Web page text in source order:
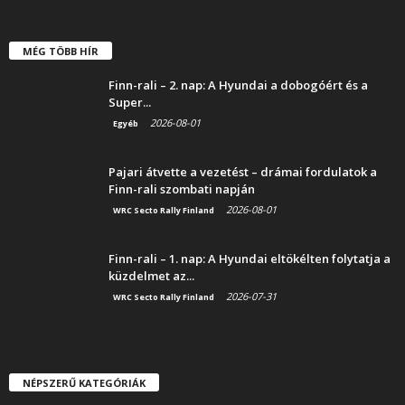
MÉG TÖBB HÍR
Finn-rali – 2. nap: A Hyundai a dobogóért és a
Super...
Egyéb 2026-08-01
Pajari átvette a vezetést – drámai fordulatok a
Finn-rali szombati napján
WRC Secto Rally Finland 2026-08-01
Finn-rali – 1. nap: A Hyundai eltökélten folytatja a
küzdelmet az...
WRC Secto Rally Finland 2026-07-31
NÉPSZERŰ KATEGÓRIÁK